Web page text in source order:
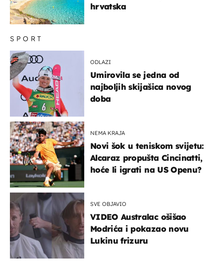
SPORT
ODLAZI
Umirovila se jedna od
najboljih skijašica novog
doba
NEMA KRAJA
Novi šok u teniskom svijetu:
Alcaraz propušta Cincinatti,
hoće li igrati na US Openu?
SVE OBJAVIO
VIDEO Australac ošišao
Modrića i pokazao novu
Lukinu frizuru
hrvatska